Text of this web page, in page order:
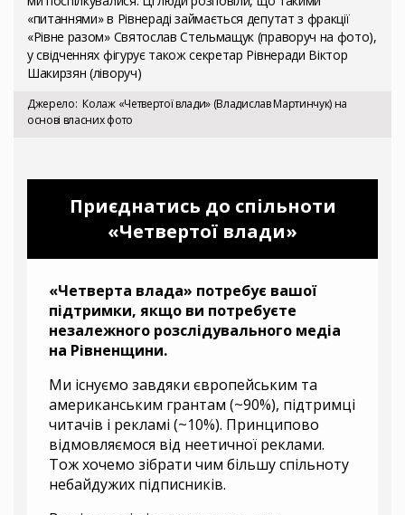
«питаннями» в Рівнераді займається депутат з фракції
«Рівне разом» Святослав Стельмащук (праворуч на фото),
у свідченнях фігурує також секретар Рівнеради Віктор
Шакирзян (ліворуч)
Джерело Колаж «Четвертої влади» (Владислав Мартинчук) на
основі власних фото